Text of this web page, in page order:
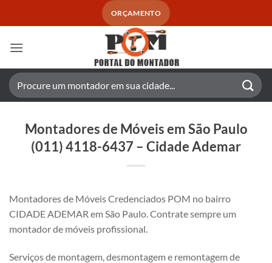
ORÇAMENTO
Pesquisar
por:
Montadores de Móveis em São Paulo
(011) 4118-6437 – Cidade Ademar
Montadores de Móveis Credenciados POM no bairro
CIDADE ADEMAR em São Paulo. Contrate sempre um
montador de móveis profissional.
Serviços de montagem, desmontagem e remontagem de